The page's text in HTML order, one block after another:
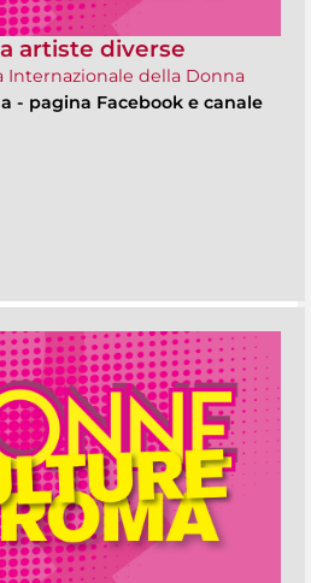
artiste diverse
Internazionale della Donna
- pagina Facebook e canale